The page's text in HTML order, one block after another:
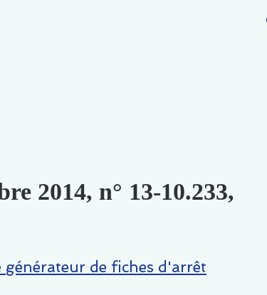
2014, n° 13-10.233,
de fiches d'arrêt